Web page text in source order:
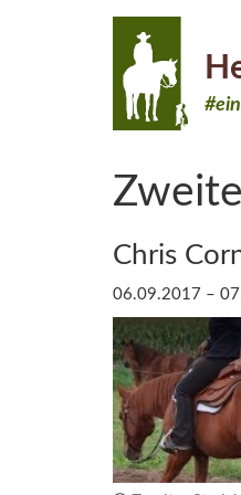
Chris
06.09.2017 –